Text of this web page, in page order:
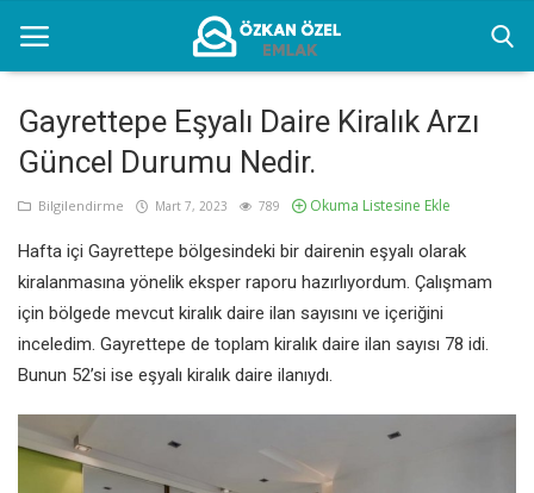
Anasayfa
Bilgilendirme
İletişim
İstanbul Eşyalı Kiralık Yerler
Gayrettepe Eşyalı Daire Kiralık Arzı
Güncel Durumu Nedir.
Bilgilendirme Mart 7, 2023 789 Okuma Listesine Ekle
Hafta içi Gayrettepe bölgesindeki bir dairenin eşyalı olarak
kiralanmasına yönelik eksper raporu hazırlıyordum. Çalışmam
için bölgede mevcut kiralık daire ilan sayısını ve içeriğini
inceledim. Gayrettepe de toplam kiralık daire ilan sayısı 78 idi.
Bunun 52’si ise eşyalı kiralık daire ilanıydı.